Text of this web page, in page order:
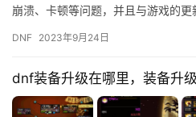
崩溃、卡顿等问题，并且与游戏的
能，确…
DNF 2023年9月24日
dnf装备升级在哪里，装备升